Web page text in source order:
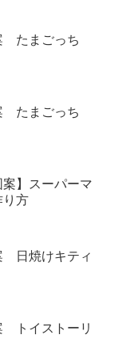
たまごっち
たまごっち
案】スーパーマ
方
日焼けキティ
トイストーリ